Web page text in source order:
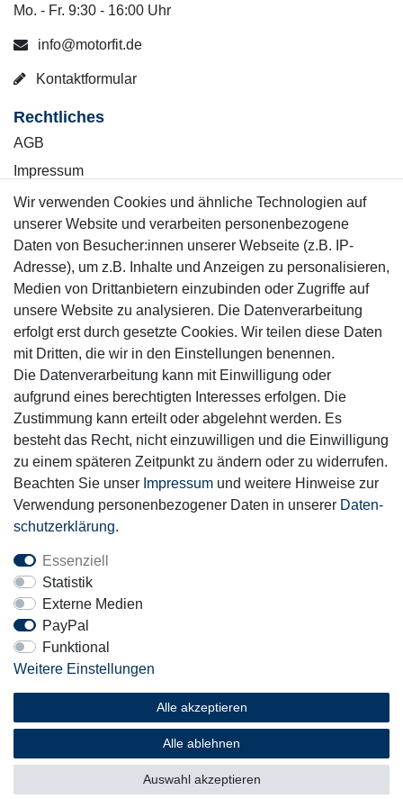
Mo. - Fr. 9:30 - 16:00 Uhr
info@motorfit.de
Kontaktformular
Rechtliches
AGB
Impressum
Wiederrufsrecht
Datenschutzerklärung
Vertrag widerrufen Kontakt
Informationen
Service
Blog
Zahlung & Versand
Sicher einkaufen
Mitglied
© Copyright 2026 | Alle Rechte vorbehalten.
Wir verwenden Cookies und ähnliche Technologien auf
unserer Website und verarbeiten personenbezogene
Daten von Besucher:innen unserer Webseite (z.B. IP-
Adresse), um z.B. Inhalte und Anzeigen zu personalisieren,
Medien von Drittanbietern einzubinden oder Zugriffe auf
unsere Website zu analysieren. Die Datenverarbeitung
erfolgt erst durch gesetzte Cookies. Wir teilen diese Daten
mit Dritten, die wir in den Einstellungen benennen.
Die Datenverarbeitung kann mit Einwilligung oder
aufgrund eines berechtigten Interesses erfolgen. Die
Zustimmung kann erteilt oder abgelehnt werden. Es
besteht das Recht, nicht einzuwilligen und die Einwilligung
zu einem späteren Zeitpunkt zu ändern oder zu widerrufen.
Beachten Sie unser Impressum und weitere Hinweise zur
Verwendung personenbezogener Daten in unserer Daten­
schutz­erklärung.
Essenziell
Statistik
Externe Medien
PayPal
Funktional
Weitere Einstellungen
Alle akzeptieren
Alle ablehnen
Auswahl akzeptieren